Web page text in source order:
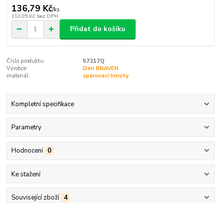
136,79 Kč/ks
113,05 Kč bez DPH
Přidat do košíku
Číslo produktu:
57217Q
Výrobce:
Den BRAVEN
materiál:
spárovací hmoty
Kompletní specifikace
Parametry
Hodnocení 0
Ke stažení
Související zboží 4